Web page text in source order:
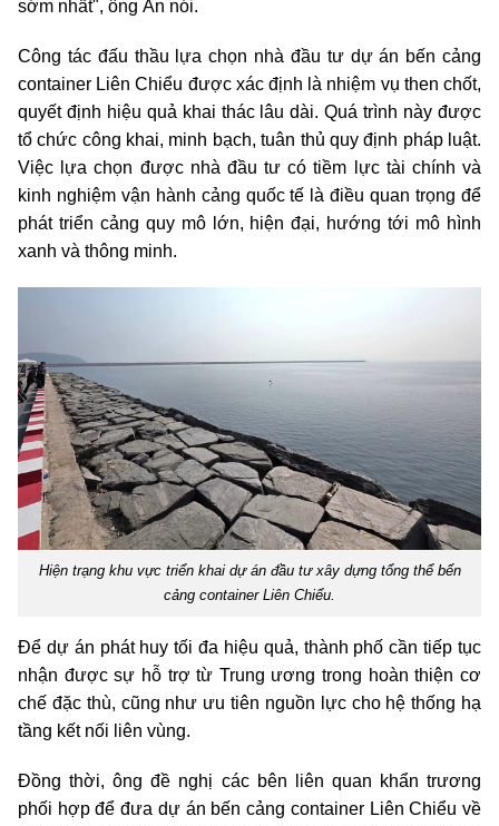
sớm nhất", ông Ấn nói.
Công tác đấu thầu lựa chọn nhà đầu tư dự án bến cảng
container Liên Chiểu được xác định là nhiệm vụ then chốt,
quyết định hiệu quả khai thác lâu dài. Quá trình này được
tổ chức công khai, minh bạch, tuân thủ quy định pháp luật.
Việc lựa chọn được nhà đầu tư có tiềm lực tài chính và
kinh nghiệm vận hành cảng quốc tế là điều quan trọng để
phát triển cảng quy mô lớn, hiện đại, hướng tới mô hình
xanh và thông minh.
Hiện trạng khu vực triển khai dự án đầu tư xây dựng tổng thể bến
cảng container Liên Chiểu.
Để dự án phát huy tối đa hiệu quả, thành phố cần tiếp tục
nhận được sự hỗ trợ từ Trung ương trong hoàn thiện cơ
chế đặc thù, cũng như ưu tiên nguồn lực cho hệ thống hạ
tầng kết nối liên vùng.
Đồng thời, ông đề nghị các bên liên quan khẩn trương
phối hợp để đưa dự án bến cảng container Liên Chiểu về